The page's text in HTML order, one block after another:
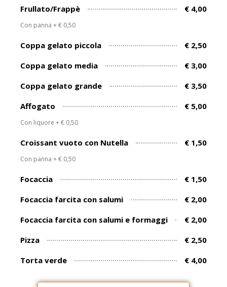
Frullato/Frappè € 4,00
Con panna + € 0,50
Coppa gelato piccola
€ 2,50
Coppa gelato media
€ 3,00
Coppa gelato grande
€ 3,50
Affogato
€ 5,00
Con liquore + € 0,50
Croissant vuoto con Nutella € 1,50
Con panna + € 0,50
Focaccia
€ 1,50
Focaccia farcita con salumi
€ 2,00
Focaccia farcita con salumi e formaggi
€ 2,00
Pizza
€ 2,50
Torta verde
€ 4,00